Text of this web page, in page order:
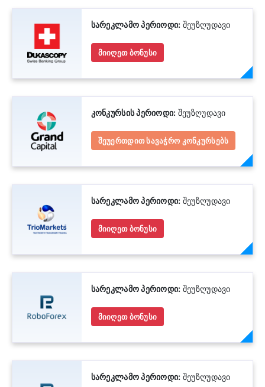
სარეკლამო პერიოდი: შეუზღუდავი
მიიღეთ ბონუსი
კონკურსის პერიოდი: შეუზღუდავი
შეუერთდით სავაჭრო კონკურსებს
სარეკლამო პერიოდი: შეუზღუდავი
მიიღეთ ბონუსი
სარეკლამო პერიოდი: შეუზღუდავი
მიიღეთ ბონუსი
სარეკლამო პერიოდი: შეუზღუდავი